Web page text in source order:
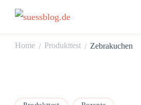
Home / Produkttest / Zebrakuchen